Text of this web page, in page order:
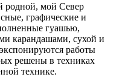
родной, мой Север
графические и
гуашью,
карандашами, сухой и
работы
решены в техниках
технике.